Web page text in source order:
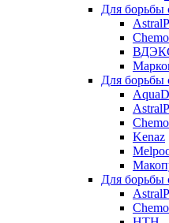
Для борьбы
Для борьбы
Kenaz
Для борьбы